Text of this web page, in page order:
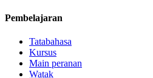
Pembelajaran
Tatabahasa
Kursus
Main peranan
Watak